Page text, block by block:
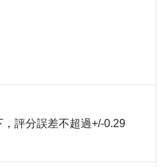
評分誤差不超過+/-0.29